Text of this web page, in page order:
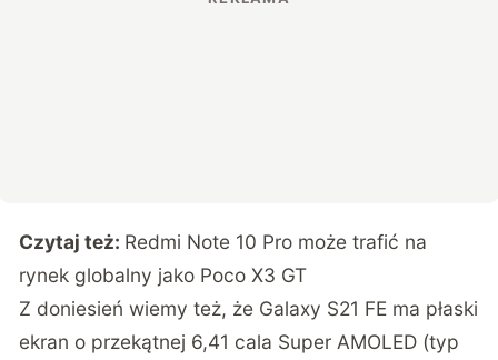
Czytaj też: Redmi Note 10 Pro może trafić na
rynek globalny jako Poco X3 GT
Z doniesień wiemy też, że Galaxy S21 FE ma płaski
ekran o przekątnej 6,41 cala Super AMOLED (typ